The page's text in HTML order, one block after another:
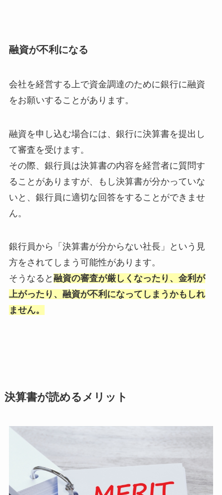
融資が不利になる
会社を経営する上で資金調達のために銀行に融資
をお願いすることがあります。
融資を申し込む場合には、銀行に決算書を提出し
て審査を受けます。
その際、銀行員は決算書の内容を経営者に質問す
ることがありますが、もし決算書が分かっていな
いと、銀行員に適切な回答をすることができませ
ん。
銀行員から「決算書が分からない社長」という見
方をされてしまう可能性があります。
そうなると 融資の審査が厳しくなったり、金利が
上がったり、融資が不利になってしまうかもしれ
ません。
決算書が読めるメリット